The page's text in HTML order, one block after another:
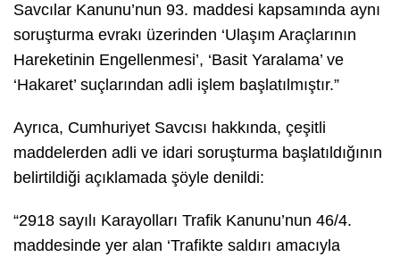
Savcılar Kanunu’nun 93. maddesi kapsamında aynı
soruşturma evrakı üzerinden ‘Ulaşım Araçlarının
Hareketinin Engellenmesi’, ‘Basit Yaralama’ ve
‘Hakaret’ suçlarından adli işlem başlatılmıştır.”
Ayrıca, Cumhuriyet Savcısı hakkında, çeşitli
maddelerden adli ve idari soruşturma başlatıldığının
belirtildiği açıklamada şöyle denildi:
“2918 sayılı Karayolları Trafik Kanunu’nun 46/4.
maddesinde yer alan ‘Trafikte saldırı amacıyla